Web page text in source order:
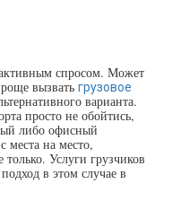
спросом. Может
вызвать грузовое
варианта.
просто не обойтись,
либо офисный
места на место,
Услуги грузчиков
в этом случае в